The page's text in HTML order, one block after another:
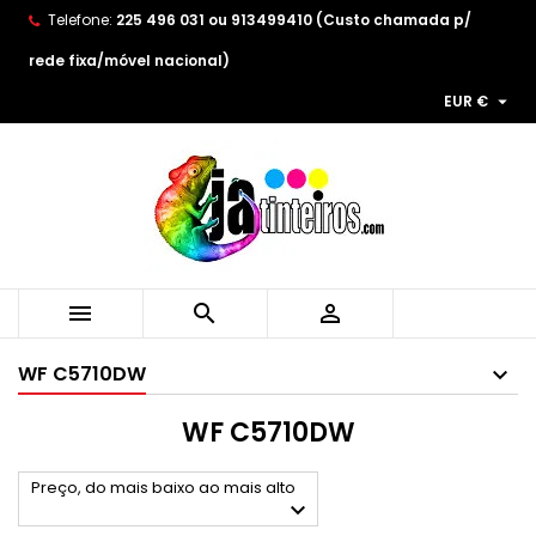
Telefone: 225 496 031 ou 913499410 (Custo chamada p/
rede fixa/móvel nacional)
EUR € 
  
WF C5710DW
WF C5710DW
Preço, do mais baixo ao mais alto

As minhas listas de desejos ×
((modalTitle)) ×
((cancelText)) ((modalDeleteText))
((title)) ×
((label))
((cancelText)) ((createText))
Entrar ×
You need to be logged in to save products in your
wishlist.
((cancelText))